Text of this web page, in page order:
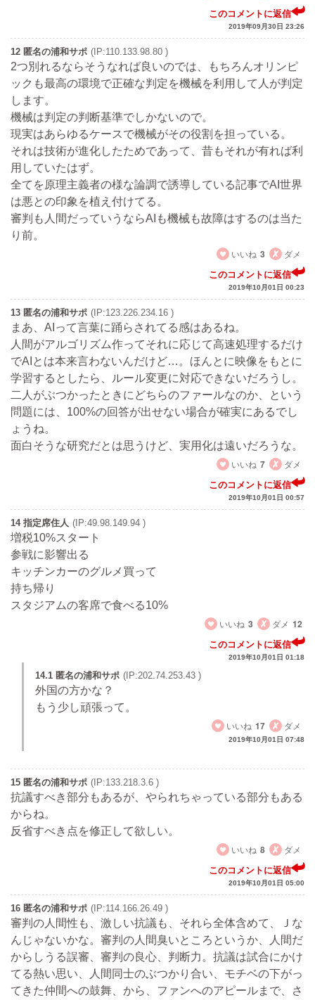
このコメントに返信
2019年09月30日 23:26
12 匿名の浦和サポ (IP:110.133.98.80 )
2つ別れるならそうなれば良いのでは、もちろんオリンピ
ックも最高の環境で正確な判定を機械を利用して人が判定
します。
機械は判定の判断基準でしかないので。
現実はあらゆるケースで機械がその役割を担っている。
それは技術が進化したためであって、昔もそれが有れば利
用していたはず。
全てを原理主義者の様な論調で誘導している記事でAI世界
は悪との印象を植え付けてる。
審判も人間だっていうならAIも機械も故障はするのは当た
り前。
いいね 3 ダメ
このコメントに返信
2019年10月01日 00:23
13 匿名の浦和サポ (IP:123.226.234.16 )
まあ、AIって言葉に踊らされてる感はあるね。
人間がアルゴリズム作ってそれに応じて高速処理するだけ
でAIとは本来言わないんだけど…。ほんとに映像をもとに
学習するとしたら、ルール変更に対応できないだろうし。
二人がぶつかったときにどちらのファールなのか、という
問題には、100%の回答が出せない場合が確実にあるでし
ょうね。
面白そうな研究だとは思うけど、実用化は遠いだろうな。
いいね 7 ダメ
このコメントに返信
2019年10月01日 00:57
14 指定席住人 (IP:49.98.149.94 )
増税10%スタート
参戦に影響出る
キッチンカーのグルメ買って
持ち帰り
スタジアムの客席で食べる10%
いいね 3 ダメ 12
このコメントに返信
2019年10月01日 01:18
14.1 匿名の浦和サポ (IP:202.74.253.43 )
外国の方かな？
もう少し頑張って。
いいね 17 ダメ
2019年10月01日 07:48
15 匿名の浦和サポ (IP:133.218.3.6 )
抗議すべき部分もあるが、やられちゃっている部分もある
からね。
反省すべき点を修正して欲しい。
いいね 8 ダメ
このコメントに返信
2019年10月01日 05:00
16 匿名の浦和サポ (IP:114.166.26.49 )
審判の人間性も、激しい抗議も、それら全体含めて、Ｊな
んじゃないかな。審判の人間臭いところというか、人間だ
からしうる誤審、審判の良心、判断力。抗議は試合にかけ
てる熱い思い、人間同士のぶつかり合い、モチベの下がっ
てきた仲間への鼓舞、から、ファンへのアピールまで、さ